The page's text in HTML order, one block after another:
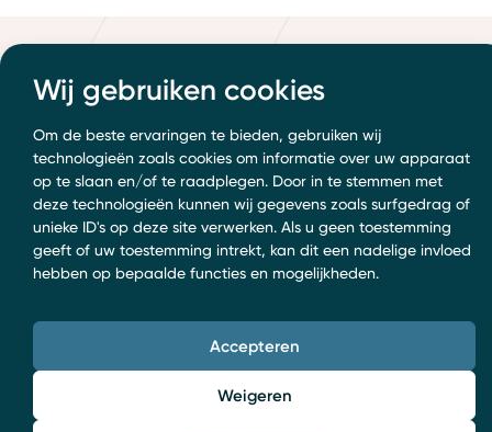
Wij gebruiken cookies
Om de beste ervaringen te bieden, gebruiken wij
technologieën zoals cookies om informatie over uw apparaat
op te slaan en/of te raadplegen. Door in te stemmen met
deze technologieën kunnen wij gegevens zoals surfgedrag of
unieke ID's op deze site verwerken. Als u geen toestemming
geeft of uw toestemming intrekt, kan dit een nadelige invloed
hebben op bepaalde functies en mogelijkheden.
Accepteren
Weigeren